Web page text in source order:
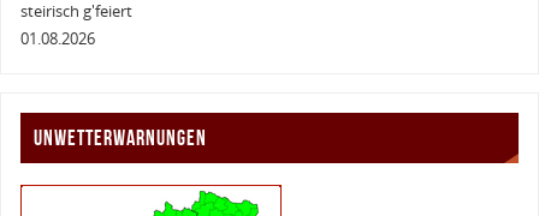
steirisch g'feiert
01.08.2026
UNWETTERWARNUNGEN